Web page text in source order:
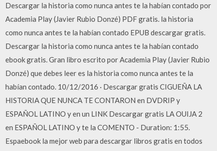
Descargar la historia como nunca antes te la habían contado por
Academia Play (Javier Rubio Donzé) PDF gratis. la historia
como nunca antes te la habían contado EPUB descargar gratis.
Descargar la historia como nunca antes te la habían contado
ebook gratis. Gran libro escrito por Academia Play (Javier Rubio
Donzé) que debes leer es la historia como nunca antes te la
habían contado. 10/12/2016 · Descargar gratis CIGUEÑA LA
HISTORIA QUE NUNCA TE CONTARON en DVDRIP y
ESPAÑOL LATINO y en un LINK Descargar gratis LA OUIJA 2
en ESPAÑOL LATINO y te la COMENTO - Duration: 1:55.
Espaebook la mejor web para descargar libros gratis en todos